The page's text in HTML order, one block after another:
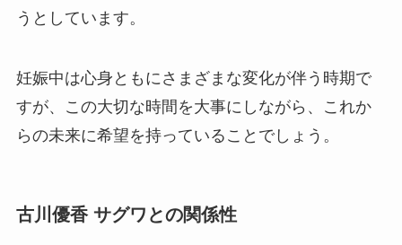
うとしています。
妊娠中は心身ともにさまざまな変化が伴う時期で
すが、この大切な時間を大事にしながら、これか
らの未来に希望を持っていることでしょう。
古川優香 サグワとの関係性